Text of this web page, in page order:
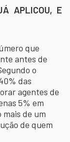
APLICOU, E
que
antes de
o
das
agentes de
5% em
mais de um
de quem